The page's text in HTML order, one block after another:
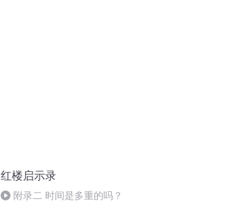
红楼启示录
附录二 时间是多重的吗？